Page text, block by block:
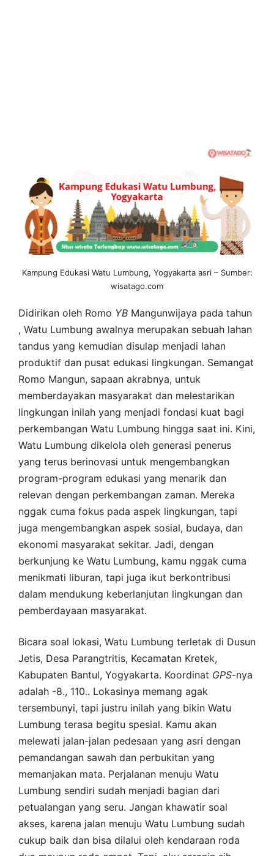
Kampung Edukasi Watu Lumbung, Yogyakarta asri – Sumber:
wisatago.com
Didirikan oleh Romo YB Mangunwijaya pada tahun
, Watu Lumbung awalnya merupakan sebuah lahan
tandus yang kemudian disulap menjadi lahan
produktif dan pusat edukasi lingkungan. Semangat
Romo Mangun, sapaan akrabnya, untuk
memberdayakan masyarakat dan melestarikan
lingkungan inilah yang menjadi fondasi kuat bagi
perkembangan Watu Lumbung hingga saat ini. Kini,
Watu Lumbung dikelola oleh generasi penerus
yang terus berinovasi untuk mengembangkan
program-program edukasi yang menarik dan
relevan dengan perkembangan zaman. Mereka
nggak cuma fokus pada aspek lingkungan, tapi
juga mengembangkan aspek sosial, budaya, dan
ekonomi masyarakat sekitar. Jadi, dengan
berkunjung ke Watu Lumbung, kamu nggak cuma
menikmati liburan, tapi juga ikut berkontribusi
dalam mendukung keberlanjutan lingkungan dan
pemberdayaan masyarakat.
Bicara soal lokasi, Watu Lumbung terletak di Dusun
Jetis, Desa Parangtritis, Kecamatan Kretek,
Kabupaten Bantul, Yogyakarta. Koordinat GPS-nya
adalah -8., 110.. Lokasinya memang agak
tersembunyi, tapi justru inilah yang bikin Watu
Lumbung terasa begitu spesial. Kamu akan
melewati jalan-jalan pedesaan yang asri dengan
pemandangan sawah dan perbukitan yang
memanjakan mata. Perjalanan menuju Watu
Lumbung sendiri sudah menjadi bagian dari
petualangan yang seru. Jangan khawatir soal
akses, karena jalan menuju Watu Lumbung sudah
cukup baik dan bisa dilalui oleh kendaraan roda